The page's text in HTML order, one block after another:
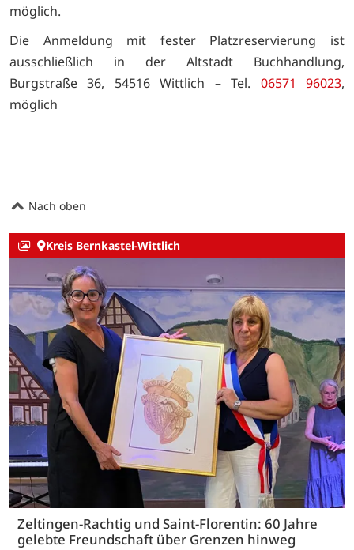
möglich.
Die Anmeldung mit fester Platzreservierung ist
ausschließlich in der Altstadt Buchhandlung,
Burgstraße 36, 54516 Wittlich – Tel.
06571 96023,
möglich
Nach oben
Kreis Bernkastel-Wittlich
Zeltingen-Rachtig und Saint-Florentin: 60 Jahre
gelebte Freundschaft über Grenzen hinweg